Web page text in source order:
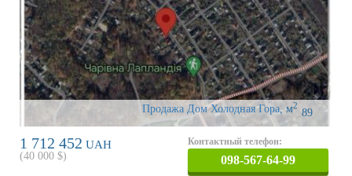
Продажа Дом Холодная Гора, 89
м2
1 712 452 UAH
(40 000 $)
Контактный телефон:
098-567-64-99